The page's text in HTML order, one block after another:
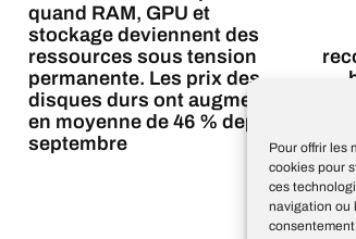
Pour offrir les
cookies pour
ces
navigation ou
quand RAM, GPU et
stockage deviennent des
ressources sous tension
permanente. Les prix des
disques durs ont augmenté
en moyenne de 46 % depuis
septembre